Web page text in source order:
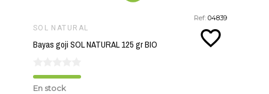
Ref:04839
SOL NATURAL
Bayas goji SOL NATURAL 125 gr BIO
En stock
favorite_border